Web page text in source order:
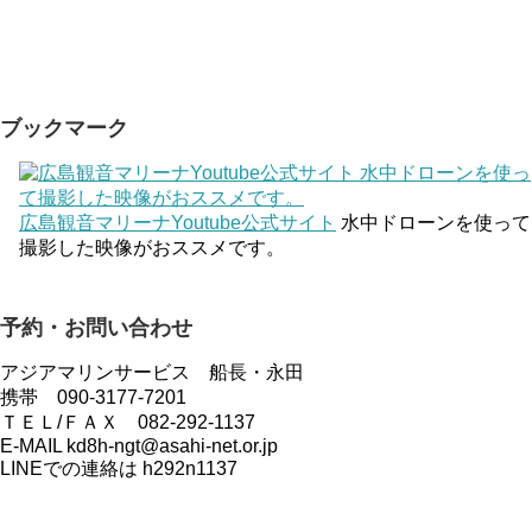
ブックマーク
広島観音マリーナYoutube公式サイト 水中ドローンを使って
撮影した映像がおススメです。
予約・お問い合わせ
アジアマリンサービス 船長・永田
携帯 090-3177-7201
ＴＥＬ/ＦＡＸ 082-292-1137
E-MAIL kd8h-ngt@asahi-net.or.jp
LINEでの連絡は h292n1137